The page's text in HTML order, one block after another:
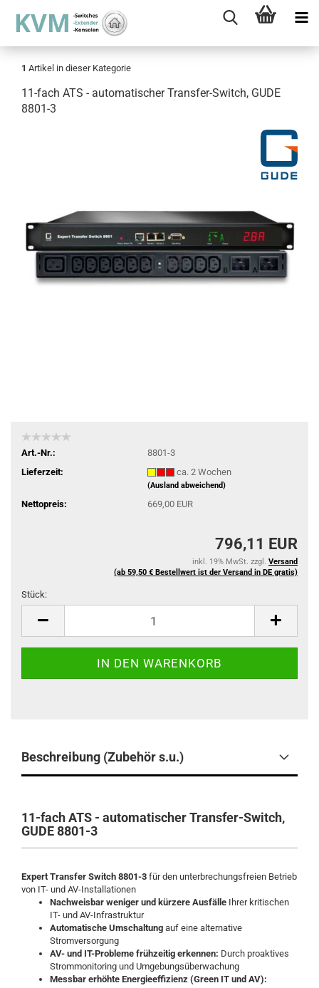
1 Artikel in dieser Kategorie
11-fach ATS - automatischer Transfer-Switch, GUDE
8801-3
Art.-Nr.:
8801-3
Lieferzeit:
ca. 2 Wochen
(Ausland abweichend)
Nettopreis: 669,00 EUR
796,11 EUR
inkl. 19% MwSt. zzgl. Versand
(ab 59,50 € Bestellwert ist der Versand in DE gratis)
Stück:
Beschreibung (Zubehör s.u.)
11-fach ATS - automatischer Transfer-Switch,
GUDE 8801-3
Expert Transfer Switch 8801-3 für den unterbrechungsfreien Betrieb
von IT- und AV-Installationen
Nachweisbar weniger und kürzere Ausfälle Ihrer kritischen
IT- und AV-Infrastruktur
Automatische Umschaltung auf eine alternative
Stromversorgung
AV- und IT-Probleme frühzeitig erkennen: Durch proaktives
Strommonitoring und Umgebungsüberwachung
Messbar erhöhte Energieeffizienz (Green IT und AV):